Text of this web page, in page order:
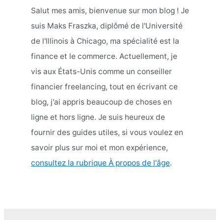
Salut mes amis, bienvenue sur mon blog ! Je
suis Maks Fraszka, diplômé de l'Université
de l'Illinois à Chicago, ma spécialité est la
finance et le commerce. Actuellement, je
vis aux États-Unis comme un conseiller
financier freelancing, tout en écrivant ce
blog, j'ai appris beaucoup de choses en
ligne et hors ligne. Je suis heureux de
fournir des guides utiles, si vous voulez en
savoir plus sur moi et mon expérience,
consultez la rubrique À propos de l'âge.